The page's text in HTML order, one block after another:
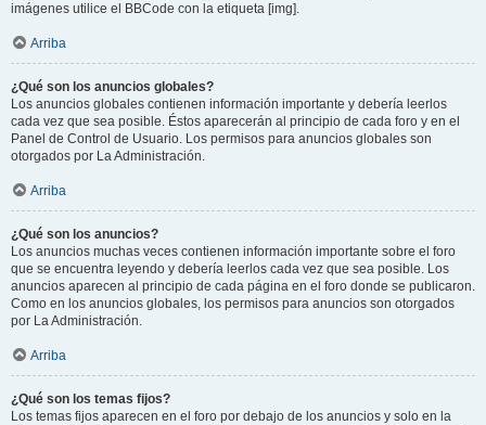
imágenes utilice el BBCode con la etiqueta [img].
Arriba
¿Qué son los anuncios globales?
Los anuncios globales contienen información importante y debería leerlos
cada vez que sea posible. Éstos aparecerán al principio de cada foro y en el
Panel de Control de Usuario. Los permisos para anuncios globales son
otorgados por La Administración.
Arriba
¿Qué son los anuncios?
Los anuncios muchas veces contienen información importante sobre el foro
que se encuentra leyendo y debería leerlos cada vez que sea posible. Los
anuncios aparecen al principio de cada página en el foro donde se publicaron.
Como en los anuncios globales, los permisos para anuncios son otorgados
por La Administración.
Arriba
¿Qué son los temas fijos?
Los temas fijos aparecen en el foro por debajo de los anuncios y solo en la